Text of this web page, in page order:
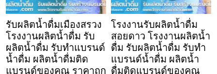
รับผลิตน้ำดื่มเมืองสรวง
โรงงานผลิตน้ำดื่ม รับ
ผลิตน้ำดื่ม รับทำแบรนด์
น้ำดื่ม ผลิตน้ำดื่มติด
แบรนด์ของคุณ ราคาถูก
โรงงานรับผลิตน้ำดื่ม
สอยดาว โรงงานผลิตน้ำ
ดื่ม รับผลิตน้ำดื่ม รับทำ
แบรนด์น้ำดื่ม ผลิตน้ำ
ดื่มติดแบรนด์ของคุณ